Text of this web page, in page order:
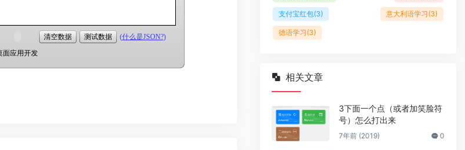
支付宝红包(3) 意大利语学习(3)
德语学习(3)
相关文章
3下面一个点（或者加笑脸符
号）怎么打出来
7年前 (2019) 0